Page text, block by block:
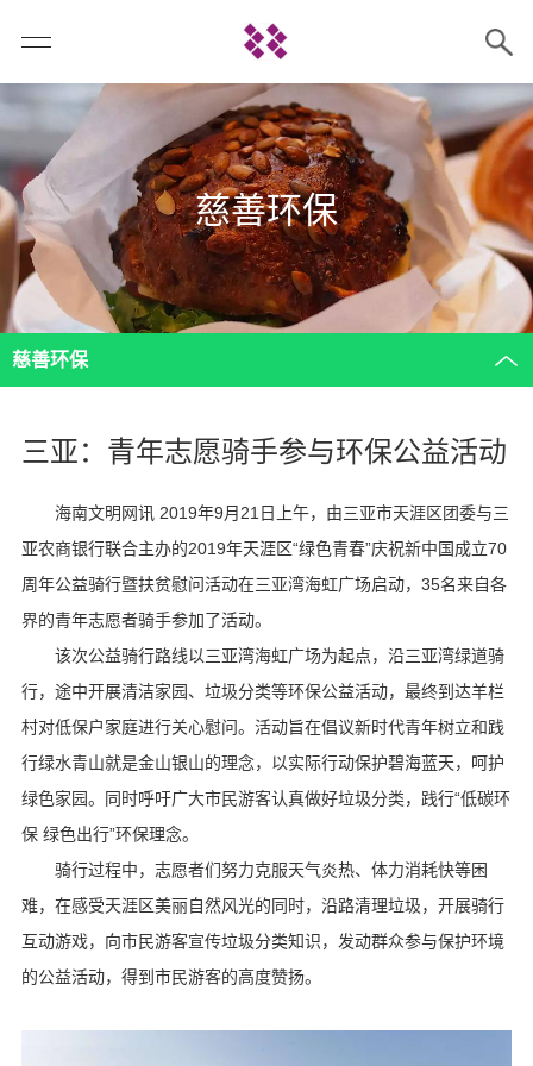
慈善环保
慈善环保
三亚：青年志愿骑手参与环保公益活动
海南文明网讯 2019年9月21日上午，由三亚市天涯区团委与三
亚农商银行联合主办的2019年天涯区“绿色青春”庆祝新中国成立70
周年公益骑行暨扶贫慰问活动在三亚湾海虹广场启动，35名来自各
界的青年志愿者骑手参加了活动。
该次公益骑行路线以三亚湾海虹广场为起点，沿三亚湾绿道骑
行，途中开展清洁家园、垃圾分类等环保公益活动，最终到达羊栏
村对低保户家庭进行关心慰问。活动旨在倡议新时代青年树立和践
行绿水青山就是金山银山的理念，以实际行动保护碧海蓝天，呵护
绿色家园。同时呼吁广大市民游客认真做好垃圾分类，践行“低碳环
保 绿色出行”环保理念。
骑行过程中，志愿者们努力克服天气炎热、体力消耗快等困
难，在感受天涯区美丽自然风光的同时，沿路清理垃圾，开展骑行
互动游戏，向市民游客宣传垃圾分类知识，发动群众参与保护环境
的公益活动，得到市民游客的高度赞扬。